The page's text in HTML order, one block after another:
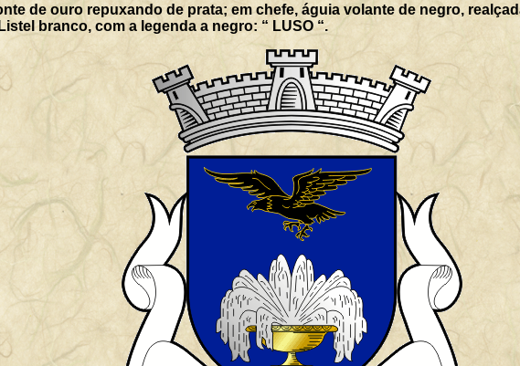
de ouro repuxando de prata; em chefe, águia volante de negro,
branco, com a legenda a negro: “ LUSO “.